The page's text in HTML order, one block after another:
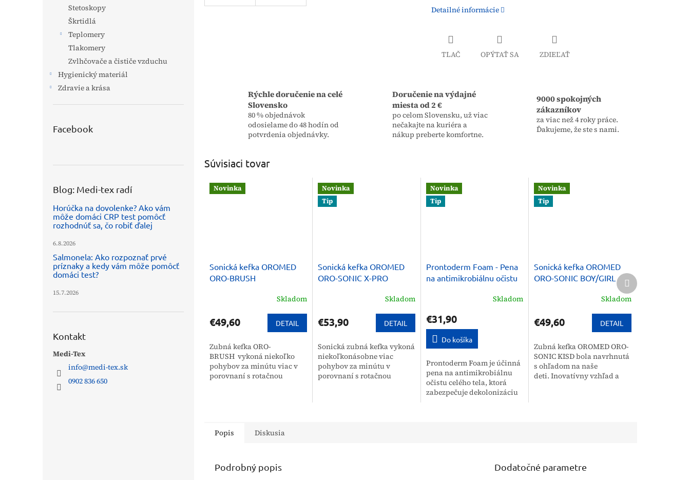
Stetoskopy
Škrtidlá
Teplomery
Tlakomery
Zvlhčovače a čističe vzduchu
Hygienický materiál
Zdravie a krása
Facebook
Blog: Medi-tex radí
Horúčka na dovolenke? Ako vám
môže domáci CRP test pomôcť
rozhodnúť sa, čo robiť ďalej
6.8.2026
Salmonela: Ako rozpoznať prvé
príznaky a kedy vám môže pomôcť
domáci test?
15.7.2026
Kontakt
Medi-Tex
info@medi-tex.sk
0902 836 650
Detailné informácie
TLAČ OPÝTAŤ SA ZDIEĽAŤ
Rýchle doručenie na celé
Slovensko
80 % objednávok
odosielame do 48 hodín od
potvrdenia objednávky.
Doručenie na výdajné
miesta od 2 €
po celom Slovensku, už viac
nečakajte na kuriéra a
nákup preberte komfortne.
9000 spokojných
zákazníkov
za viac než 4 roky práce.
Ďakujeme, že ste s nami.
Súvisiaci tovar
Novinka
Sonická kefka OROMED
ORO-BRUSH
Skladom
€49,60 DETAIL
Zubná kefka ORO-
BRUSH vykoná niekoľko
pohybov za minútu viac v
porovnaní s rotačnou
Novinka
Tip
Sonická kefka OROMED
ORO-SONIC X-PRO
Skladom
€53,90 DETAIL
Sonická zubná kefka vykoná
niekoľkonásobne viac
pohybov za minútu v
porovnaní s rotačnou
Novinka
Tip
Prontoderm Foam - Pena
na antimikrobiálnu očistu
Skladom
€31,90
Do košíka
Prontoderm Foam je účinná
pena na antimikrobiálnu
očistu celého tela, ktorá
zabezpečuje dekolonizáciu
Novinka
Tip
Sonická kefka OROMED
ORO-SONIC BOY/GIRL
Skladom
€49,60 DETAIL
Zubná kefka OROMED ORO-
SONIC KISD bola navrhnutá
s ohľadom na naše
deti. Inovatívny vzhľad a
Ďalší
produkt
Popis Diskusia
Podrobný popis Dodatočné parametre